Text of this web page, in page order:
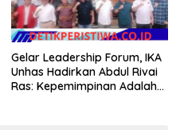
Gelar Leadership Forum, IKA
Unhas Hadirkan Abdul Rivai
Ras: Kepemimpinan Adalah